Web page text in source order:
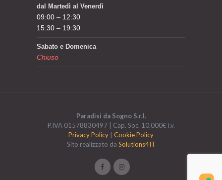
dal Martedì al Venerdì
09:00 – 12:30
15:30 – 19:30
Sabato e Domenica
Chiuso
Paradisi da Sogno S.r.l.
P.IVA 01578830497 | Cap. Soc. 10.000€ i.v.
Privacy Policy
Cookie Policy
Sito realizzato da Solutions4IT